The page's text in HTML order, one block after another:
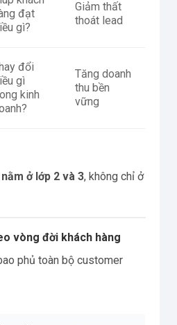
đạt
gì?
Giảm thất
thoát lead
đổi
gì
kinh
Tăng doanh
thu bền
vững
nằm ở lớp 2 và 3, không chỉ ở
vòng đời khách hàng
phủ toàn bộ customer